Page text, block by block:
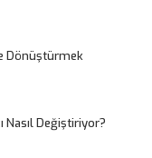
Dönüştürmek
Nasıl Değiştiriyor?